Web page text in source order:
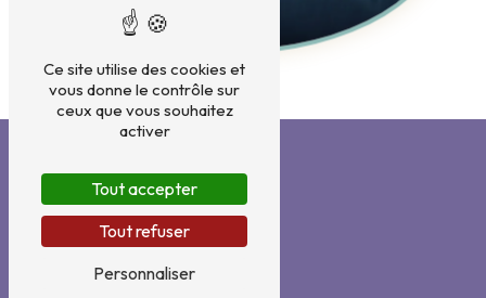
Ce site utilise des cookies et
vous donne le contrôle sur
ceux que vous souhaitez
activer
Tout accepter
Tout refuser
Personnaliser